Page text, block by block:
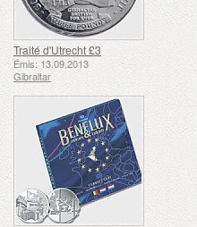
Traité d'Utrecht £3
Émis: 13.09.2013
Gibraltar